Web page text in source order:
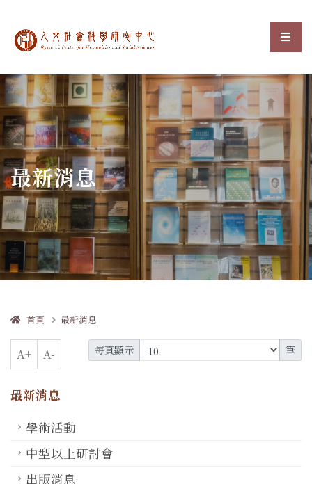
中央研究院人文社會科選
:::
最新消息
首頁 最新消息
A+ A- 每頁顯示 筆
最新消息
學術活動
中型以上研討會
出版消息